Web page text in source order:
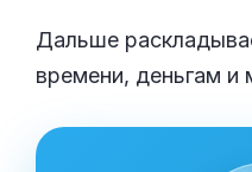
Дальше
времени, деньгам и